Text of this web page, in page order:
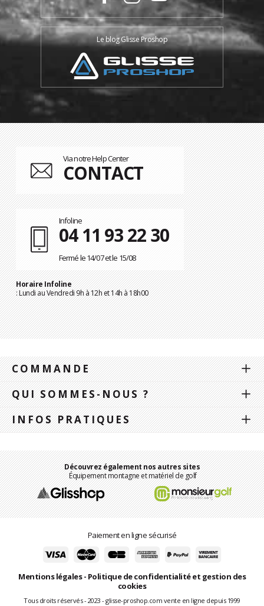
Le blog Glisse Proshop
Via notre Help Center
CONTACT
Infoline
04 11 93 22 30
Fermé le 14/07 et le 15/08
Horaire Infoline
: Lundi au Vendredi 9h à 12h et 14h à 18h00
COMMANDE
QUI SOMMES-NOUS ?
INFOS PRATIQUES
Découvrez également nos autres sites
Équipement montagne et matériel de golf
Paiement en ligne sécurisé
Mentions légales- Politique de confidentialité et gestion des
cookies
Tous droits réservés - 2023 - glisse-proshop.com vente en ligne depuis 1999